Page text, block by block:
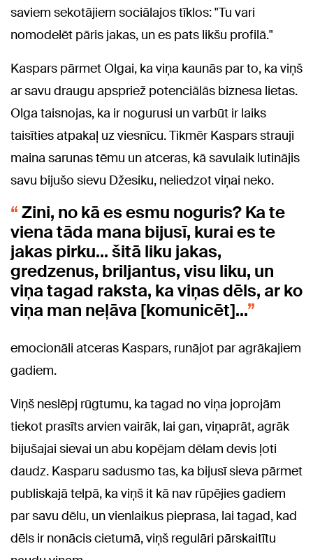
saviem sekotājiem sociālajos tīklos: "Tu vari
nomodelēt pāris jakas, un es pats likšu profilā."
Kaspars pārmet Olgai, ka viņa kaunās par to, ka viņš
ar savu draugu apspriež potenciālās biznesa lietas.
Olga taisnojas, ka ir nogurusi un varbūt ir laiks
taisīties atpakaļ uz viesnīcu. Tikmēr Kaspars strauji
maina sarunas tēmu un atceras, kā savulaik lutinājis
savu bijušo sievu Džesiku, neliedzot viņai neko.
Zini, no kā es esmu noguris? Ka te
viena tāda mana bijusī, kurai es te
jakas pirku... šitā liku jakas,
gredzenus, briljantus, visu liku, un
viņa tagad raksta, ka viņas dēls, ar ko
viņa man neļāva [komunicēt]...
emocionāli atceras Kaspars, runājot par agrākajiem
gadiem.
Viņš neslēpj rūgtumu, ka tagad no viņa joprojām
tiekot prasīts arvien vairāk, lai gan, viņaprāt, agrāk
bijušajai sievai un abu kopējam dēlam devis ļoti
daudz. Kasparu sadusmo tas, ka bijusī sieva pārmet
publiskajā telpā, ka viņš it kā nav rūpējies gadiem
par savu dēlu, un vienlaikus pieprasa, lai tagad, kad
dēls ir nonācis cietumā, viņš regulāri pārskaitītu